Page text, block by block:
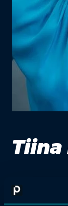
Tiina
HR Director,